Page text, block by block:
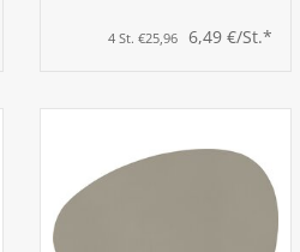
4 St. €25,96 6,49 €/St.*